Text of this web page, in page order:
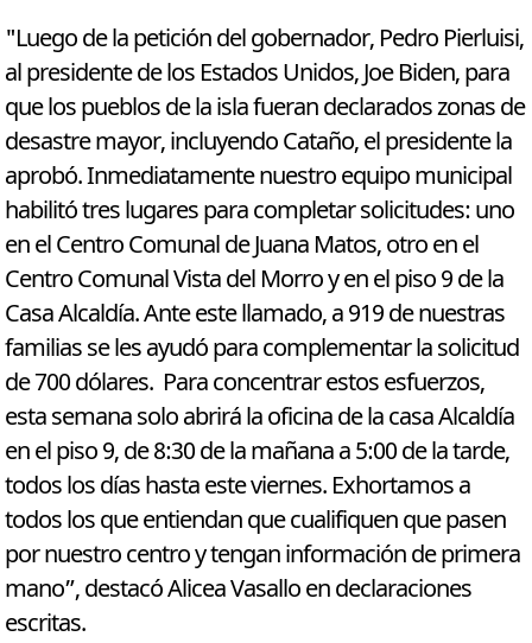
"Luego de la petición del gobernador, Pedro Pierluisi,
al presidente de los Estados Unidos, Joe Biden, para
que los pueblos de la isla fueran declarados zonas de
desastre mayor, incluyendo Cataño, el presidente la
aprobó. Inmediatamente nuestro equipo municipal
habilitó tres lugares para completar solicitudes: uno
en el Centro Comunal de Juana Matos, otro en el
Centro Comunal Vista del Morro y en el piso 9 de la
Casa Alcaldía. Ante este llamado, a 919 de nuestras
familias se les ayudó para complementar la solicitud
de 700 dólares. Para concentrar estos esfuerzos,
esta semana solo abrirá la oficina de la casa Alcaldía
en el piso 9, de 8:30 de la mañana a 5:00 de la tarde,
todos los días hasta este viernes. Exhortamos a
todos los que entiendan que cualifiquen que pasen
por nuestro centro y tengan información de primera
mano”, destacó Alicea Vasallo en declaraciones
escritas.